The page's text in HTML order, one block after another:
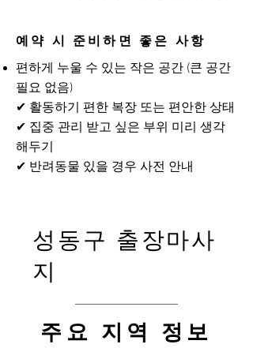
예약 시 준비하면 좋은 사항
편하게 누울 수 있는 작은 공간 (큰 공간
필요 없음)
✔ 활동하기 편한 복장 또는 편안한 상태
✔ 집중 관리 받고 싶은 부위 미리 생각
해두기
✔ 반려동물 있을 경우 사전 안내
성동구 출장마사
지
​주요 지역 정보